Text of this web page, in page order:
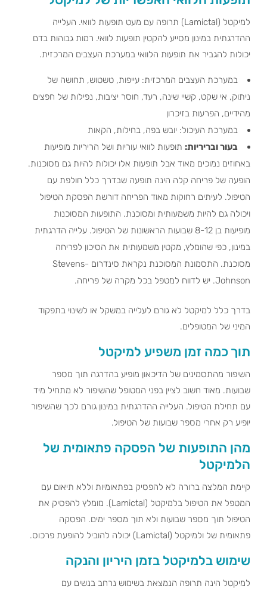
למיקטל (Lamictal) תרופה עם מעט תופעות לוואי. העלייה
ההדרגתית במינון מסייע להקטין תופעות לוואי. רמות גבוהות בדם
יכולות להגביר את תופעות הלוואי במערכת העצבים המרכזית.
במערכת העצבים המרכזית: עייפות, טשטוש, תחושה של
ניתוק, אי שקט, קשיי שינה, רעד, חוסר יציבות, נפילות של חפצים
מהידיים, הפרעות בזיכרון
במערכת העיכול: יובש בפה, בחילות, הקאות
בעור ובריריות:תופעות לוואי עוריות ושל הריריות מופיעות
באחוזים נמוכים מאוד אבל תופעות אלו יכולות להיות גם מסוכנות.
הופעה של פריחה קלה הינה תופעה שבדרך כלל חולפת עם
הטיפול. לעיתים רחוקות מאוד הפריחה דורשת הפסקת הטיפול
ויכולה גם להיות משמעותית ומסוכנת. התופעות המסוכנות
מופיעות בן 8-12 שבועות הראשונות של הטיפול. עלייה הדרגתית
במינון, כפי שהומלץ, מקטין משמעותית את הסיכון לפריחה
מסוכנת. התסמונת המסוכנת נקראת סינדרום Stevens-
Johnson. יש לדווח למטפל בכל מקרה של פריחה.
בדרך כלל למיקטל לא גורם לעלייה במשקל או לשינוי בתפקוד
המיני של המטופלים.
תוך כמה זמן משפיע למיקטל
השיפור מהתסמינים של הדיכאון מופיע בהדרגה תוך מספר
שבועות. מאוד חשוב לציין בפני המטופל שהשיפור לא מתחיל מיד
עם תחילת הטיפול. העלייה ההדרגתית במינון גורם לכך שהשיפור
יופיע רק אחרי מספר שבועות של הטיפול.
מהן התופעות של הפסקה פתאומית של
הלמיקטל
קיימת המלצה ברורה לא להפסיק בפתאומיות וללא תיאום עם
המטפל את הטיפול בלמיקטל (Lamictal). מומלץ להפסיק את
הטיפול תוך מספר שבועות ולא תוך מספר ימים. הפסקה
פתאומית של ולמיקטל (Lamictal) יכולה להוביל להופעת פרכוס.
שימוש בלמיקטל בזמן היריון והנקה
למיקטל הינה תרופה הנמצאת בשימוש נרחב בנשים עם